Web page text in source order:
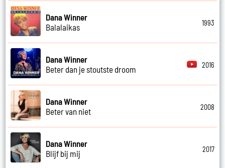
Dana Winner
Balalaikas
1993
Dana Winner
Beter dan je stoutste droom
2016
Dana Winner
Beter van niet
2008
Dana Winner
Blijf bij mij
2017